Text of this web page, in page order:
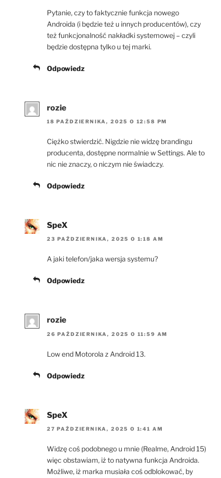
Pytanie, czy to faktycznie funkcja nowego
Androida (i będzie też u innych producentów), czy
też funkcjonalność nakładki systemowej – czyli
będzie dostępna tylko u tej marki.
Odpowiedz
rozie
18 PAŹDZIERNIKA, 2025 O 12:58 PM
Ciężko stwierdzić. Nigdzie nie widzę brandingu
producenta, dostępne normalnie w Settings. Ale to
nic nie znaczy, o niczym nie świadczy.
Odpowiedz
SpeX
23 PAŹDZIERNIKA, 2025 O 1:18 AM
A jaki telefon/jaka wersja systemu?
Odpowiedz
rozie
26 PAŹDZIERNIKA, 2025 O 11:59 AM
Low end Motorola z Android 13.
Odpowiedz
SpeX
27 PAŹDZIERNIKA, 2025 O 1:41 AM
Widzę coś podobnego u mnie (Realme, Android 15)
więc obstawiam, iż to natywna funkcja Androida.
Możliwe, iż marka musiała coś odblokować, by